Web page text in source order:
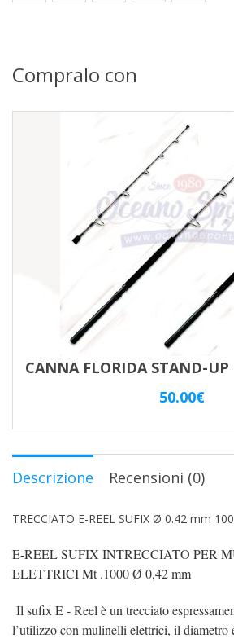
Compralo con
50.00€
Descrizione Recensioni (0)
TRECCIATO E-REEL SUFIX Ø 0.42 mm
E-REEL SUFIX INTRECCIATO PER
ELETTRICI Mt .1000 Ø 0,42 mm
Il sufix E ‐ Reel è un trecciato
l’utilizzo con mulinelli elettrici, il diametro